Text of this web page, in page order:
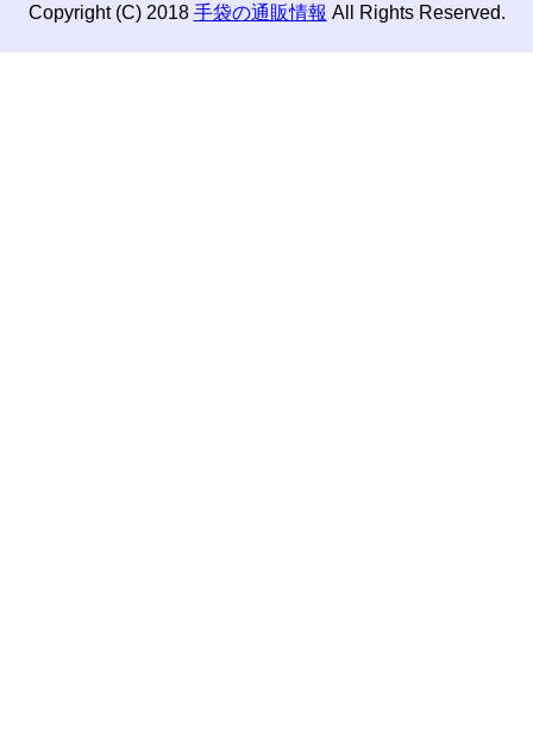
Copyright (C) 2018 手袋の通販情報 All Rights Reserved.